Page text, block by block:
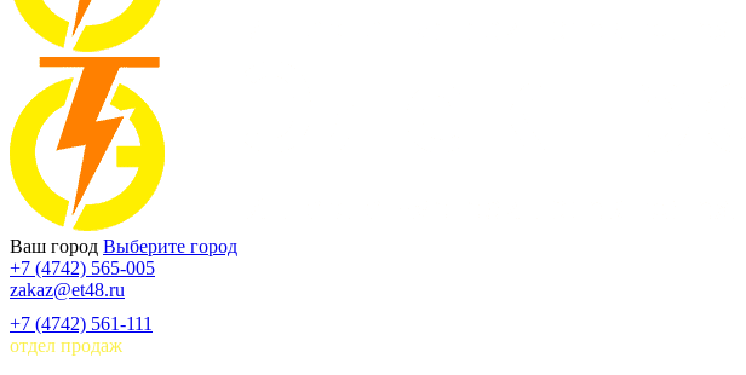
Ваш город Выберите город
+7 (4742) 565-005
zakaz@et48.ru
+7 (4742) 561-111
отдел продаж